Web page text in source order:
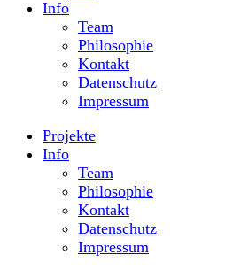
Info
Team
Philosophie
Kontakt
Datenschutz
Impressum
Projekte
Info
Team
Philosophie
Kontakt
Datenschutz
Impressum